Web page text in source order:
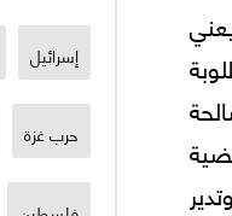
إسرائيل
حرب غزة